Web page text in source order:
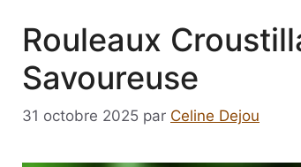
Rouleaux
Savoureuse
31 octobre 2025 par Celine Dejou